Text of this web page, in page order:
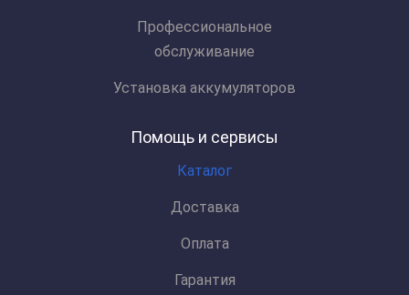
Профессиональное
обслуживание
Установка аккумуляторов
Помощь и сервисы
Каталог
Доставка
Оплата
Гарантия